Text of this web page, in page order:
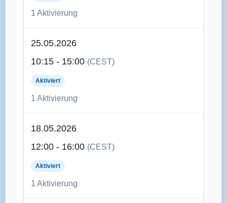
1 Aktivierung
25.05.2026
10:15 - 15:00 (CEST)
Aktiviert
1 Aktivierung
18.05.2026
12:00 - 16:00 (CEST)
Aktiviert
1 Aktivierung